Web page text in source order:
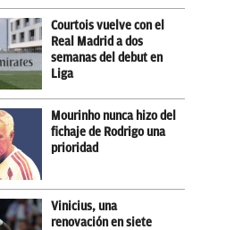
Courtois vuelve con el
Real Madrid a dos
semanas del debut en
Liga
Mourinho nunca hizo del
fichaje de Rodrigo una
prioridad
Vinicius, una
renovación en siete